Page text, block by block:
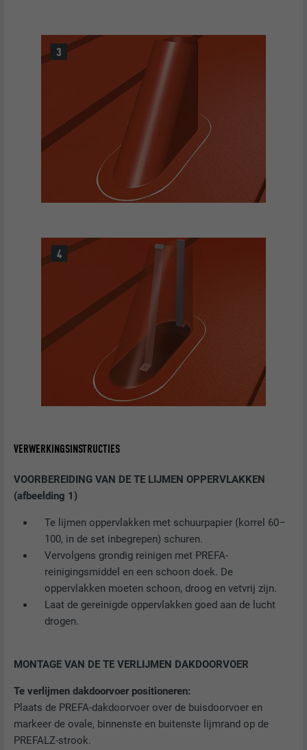
VERWERKINGSINSTRUCTIES
VOORBEREIDING VAN DE TE LIJMEN OPPERVLAKKEN
(afbeelding 1)
Te lijmen oppervlakken met schuurpapier (korrel 60–
100, in de set inbegrepen) schuren.
Vervolgens grondig reinigen met PREFA-
reinigingsmiddel en een schoon doek. De
oppervlakken moeten schoon, droog en vetvrij zijn.
Laat de gereinigde oppervlakken goed aan de lucht
drogen.
MONTAGE VAN DE TE VERLIJMEN DAKDOORVOER
Te verlijmen dakdoorvoer positioneren:
Plaats de PREFA-dakdoorvoer over de buisdoorvoer en
markeer de ovale, binnenste en buitenste lijmrand op de
PREFALZ-strook.